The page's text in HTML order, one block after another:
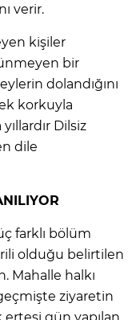
verir.
kişiler
bir
dolandığını
korkuyla
Dilsiz
dile
farklı bölüm
olduğu belirtilen
Mahalle halkı
ziyaretin